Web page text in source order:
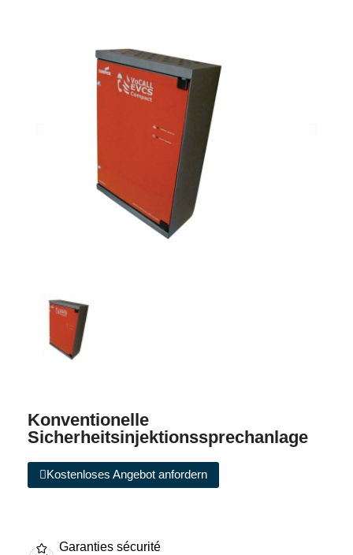
Konventionelle
Sicherheitsinjektionssprechanlage
Kostenloses Angebot anfordern
Garanties sécurité